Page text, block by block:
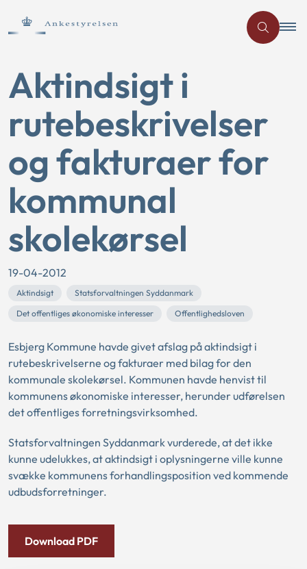
Aktindsigt i
rutebeskrivelser
og fakturaer for
kommunal
skolekørsel
19-04-2012
Aktindsigt
Statsforvaltningen Syddanmark
Det offentliges økonomiske interesser
Offentlighedsloven
Esbjerg Kommune havde givet afslag på aktindsigt i
rutebeskrivelserne og fakturaer med bilag for den
kommunale skolekørsel. Kommunen havde henvist til
kommunens økonomiske interesser, herunder udførelsen
det offentliges forretningsvirksomhed.
Statsforvaltningen Syddanmark vurderede, at det ikke
kunne udelukkes, at aktindsigt i oplysningerne ville kunne
svække kommunens forhandlingsposition ved kommende
udbudsforretninger.
Download PDF